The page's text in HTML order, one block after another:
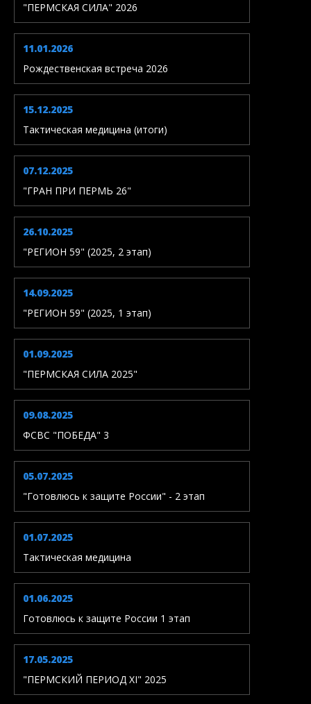
"ПЕРМСКАЯ СИЛА" 2026
11.01.2026
Рождественская встреча 2026
15.12.2025
Тактическая медицина (итоги)
07.12.2025
"ГРАН ПРИ ПЕРМЬ 26"
26.10.2025
"РЕГИОН 59" (2025, 2 этап)
14.09.2025
"РЕГИОН 59" (2025, 1 этап)
01.09.2025
"ПЕРМСКАЯ СИЛА 2025"
09.08.2025
ФСВС "ПОБЕДА" 3
05.07.2025
"Готовлюсь к защите России" - 2 этап
01.07.2025
Тактическая медицина
01.06.2025
Готовлюсь к защите России 1 этап
17.05.2025
"ПЕРМСКИЙ ПЕРИОД XI" 2025